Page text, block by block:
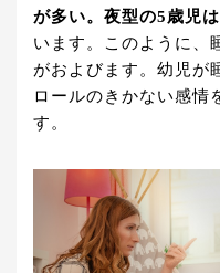
が多い。夜型の5歳児
います。このように、
がおよびます。幼児が
ロールのきかない感情
す。